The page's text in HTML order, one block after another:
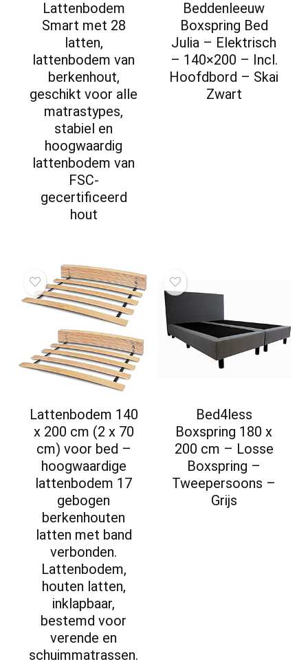
Lattenbodem
Smart met 28
latten,
lattenbodem van
berkenhout,
geschikt voor alle
matrastypes,
stabiel en
hoogwaardig
lattenbodem van
FSC-
gecertificeerd
hout
Beddenleeuw
Boxspring Bed
Julia – Elektrisch
– 140×200 – Incl.
Hoofdbord – Skai
Zwart
Lattenbodem 140
x 200 cm (2 x 70
cm) voor bed –
hoogwaardige
lattenbodem 17
gebogen
berkenhouten
latten met band
verbonden.
Lattenbodem,
houten latten,
inklapbaar,
bestemd voor
verende en
schuimmatrassen.
Bed4less
Boxspring 180 x
200 cm – Losse
Boxspring –
Tweepersoons –
Grijs